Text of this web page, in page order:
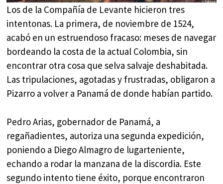
Los de la Compañía de Levante hicieron tres
intentonas. La primera, de noviembre de 1524,
acabó en un estruendoso fracaso: meses de navegar
bordeando la costa de la actual Colombia, sin
encontrar otra cosa que selva salvaje deshabitada.
Las tripulaciones, agotadas y frustradas, obligaron a
Pizarro a volver a Panamá de donde habían partido.
Pedro Arias, gobernador de Panamá, a
regañadientes, autoriza una segunda expedición,
poniendo a Diego Almagro de lugarteniente,
echando a rodar la manzana de la discordia. Este
segundo intento tiene éxito, porque encontraron